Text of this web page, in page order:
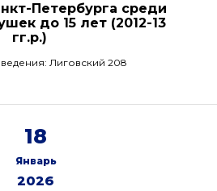
Петербурга среди
до 15 лет (2012-13
гг.р.)
Лиговский 208
18
Январь
2026